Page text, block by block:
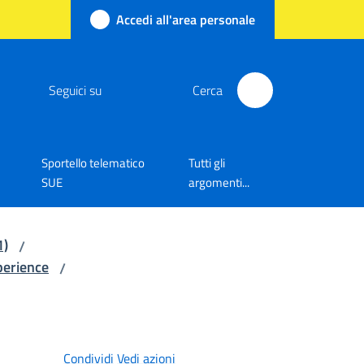
Accedi all'area personale
Seguici su Cerca
Sportello telematico
SUE
Tutti gli
argomenti...
/
/
Condividi Vedi azioni